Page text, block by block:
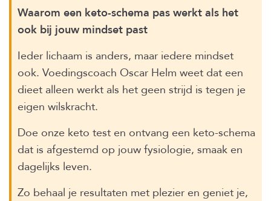
Waarom een keto-schema pas werkt als het
ook bij jouw mindset past
Ieder lichaam is anders, maar iedere mindset
ook. Voedingscoach Oscar Helm weet dat een
dieet alleen werkt als het geen strijd is tegen je
eigen wilskracht.
Doe onze keto test en ontvang een keto-schema
dat is afgestemd op jouw fysiologie, smaak en
dagelijks leven.
Zo behaal je resultaten met plezier en geniet je,